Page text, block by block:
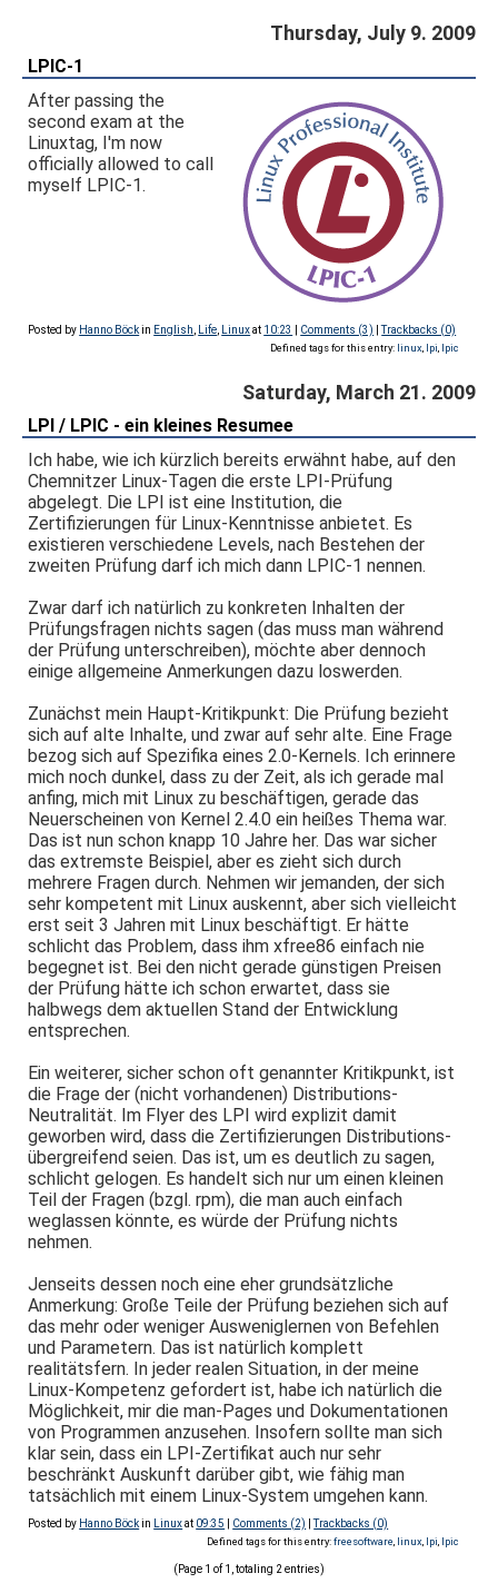
Thursday, July 9. 2009
LPIC-1
After passing the
second exam at the
Linuxtag, I'm now
officially allowed to call
myself LPIC-1.
Posted by Hanno Böckin English Life Linuxat 10:23 Comments (3) |Trackbacks (0)
Defined tags for this entry: linux, lpi lpic
Saturday, March 21. 2009
LPI / LPIC - ein kleines Resumee
Ich habe, wie ich kürzlich bereits erwähnt habe, auf den
Chemnitzer Linux-Tagen die erste LPI-Prüfung
abgelegt. Die LPI ist eine Institution, die
Zertifizierungen für Linux-Kenntnisse anbietet. Es
existieren verschiedene Levels, nach Bestehen der
zweiten Prüfung darf ich mich dann LPIC-1 nennen.
Zwar darf ich natürlich zu konkreten Inhalten der
Prüfungsfragen nichts sagen (das muss man während
der Prüfung unterschreiben), möchte aber dennoch
einige allgemeine Anmerkungen dazu loswerden.
Zunächst mein Haupt-Kritikpunkt: Die Prüfung bezieht
sich auf alte Inhalte, und zwar auf sehr alte. Eine Frage
bezog sich auf Spezifika eines 2.0-Kernels. Ich erinnere
mich noch dunkel, dass zu der Zeit, als ich gerade mal
anfing, mich mit Linux zu beschäftigen, gerade das
Neuerscheinen von Kernel 2.4.0 ein heißes Thema war.
Das ist nun schon knapp 10 Jahre her. Das war sicher
das extremste Beispiel, aber es zieht sich durch
mehrere Fragen durch. Nehmen wir jemanden, der sich
sehr kompetent mit Linux auskennt, aber sich vielleicht
erst seit 3 Jahren mit Linux beschäftigt. Er hätte
schlicht das Problem, dass ihm xfree86 einfach nie
begegnet ist. Bei den nicht gerade günstigen Preisen
der Prüfung hätte ich schon erwartet, dass sie
halbwegs dem aktuellen Stand der Entwicklung
entsprechen.
Ein weiterer, sicher schon oft genannter Kritikpunkt, ist
die Frage der (nicht vorhandenen) Distributions-
Neutralität. Im Flyer des LPI wird explizit damit
geworben wird, dass die Zertifizierungen Distributions-
übergreifend seien. Das ist, um es deutlich zu sagen,
schlicht gelogen. Es handelt sich nur um einen kleinen
Teil der Fragen (bzgl. rpm), die man auch einfach
weglassen könnte, es würde der Prüfung nichts
nehmen.
Jenseits dessen noch eine eher grundsätzliche
Anmerkung: Große Teile der Prüfung beziehen sich auf
das mehr oder weniger Ausweniglernen von Befehlen
und Parametern. Das ist natürlich komplett
realitätsfern. In jeder realen Situation, in der meine
Linux-Kompetenz gefordert ist, habe ich natürlich die
Möglichkeit, mir die man-Pages und Dokumentationen
von Programmen anzusehen. Insofern sollte man sich
klar sein, dass ein LPI-Zertifikat auch nur sehr
beschränkt Auskunft darüber gibt, wie fähig man
tatsächlich mit einem Linux-System umgehen kann.
Posted by Hanno Böckin Linuxat 09:35 Comments (2) |Trackbacks (0)
Defined tags for this entry:freesoftware linux, lpi lpic
(Page 1 of 1, totaling 2 entries)